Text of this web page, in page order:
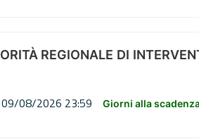
REGIONALE DI
08/2026 23:59 Giorni alla